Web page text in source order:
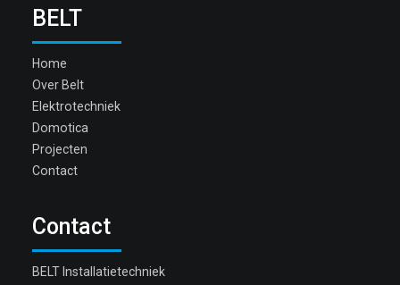
BELT
Home
Over Belt
Elektrotechniek
Domotica
Projecten
Contact
Contact
BELT Installatietechniek